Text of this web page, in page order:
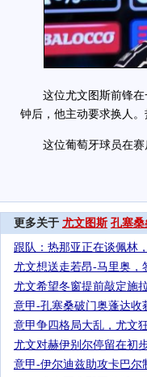
这位尤文图斯前锋在
钟后，他主动要求换人
这位葡萄牙球员在赛后
更多关于 尤文图斯 孔塞桑
跟队：热那亚正在谈佩林
尤文想送走若昂-马里奥，
尤文希望冬窗提前敲定施
意甲-孔塞桑破门奥蓬达收
意甲争四格局大乱，尤文
尤文对赫伊别尔停留在初
意甲-伊尔迪兹助攻卡巴尔